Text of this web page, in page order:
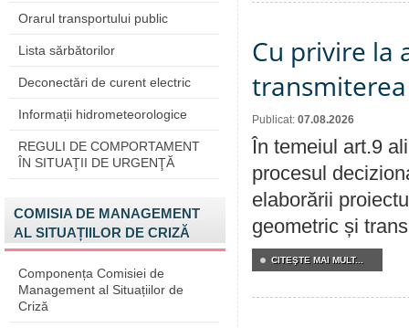
Orarul transportului public
Lista sărbătorilor
Deconectări de curent electric
Informații hidrometeorologice
REGULI DE COMPORTAMENT
ÎN SITUAŢII DE URGENŢĂ
COMISIA DE MANAGEMENT
AL SITUAȚIILOR DE CRIZĂ
Componența Comisiei de
Management al Situațiilor de
Criză
Cu privire la
Publicat: 07.08.2026
În temeiul art.9
procesul
elaborării
geometric și
CITEŞTE MAI MULT...